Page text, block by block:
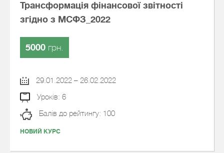
Трансформація фінансової звітності
згідно з МСФЗ_2022
5000 грн.
29.01.2022 – 26.02.2022
Уроків: 6
Балів до рейтингу: 100
НОВИЙ КУРС